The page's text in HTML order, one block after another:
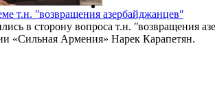
т.н. ʺвозвращения азербайджанцевʺ
в сторону вопроса т.н. ʺвозвращения
«Сильная Армения» Нарек Карапетян.